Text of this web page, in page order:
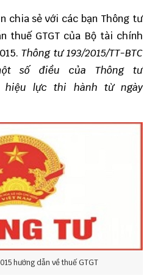
chia sẻ với các bạn Thông tư
thuế GTGT của Bộ tài chính
Thông tư 193/2015/TT-BTC
số điều của Thông tư
hiệu lực thi hành từ ngày
hướng dẫn về thuế GTGT